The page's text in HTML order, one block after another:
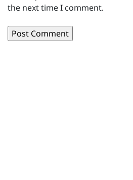
the next time I comment.